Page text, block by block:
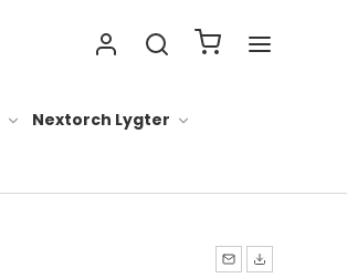
Nextorch Lygter